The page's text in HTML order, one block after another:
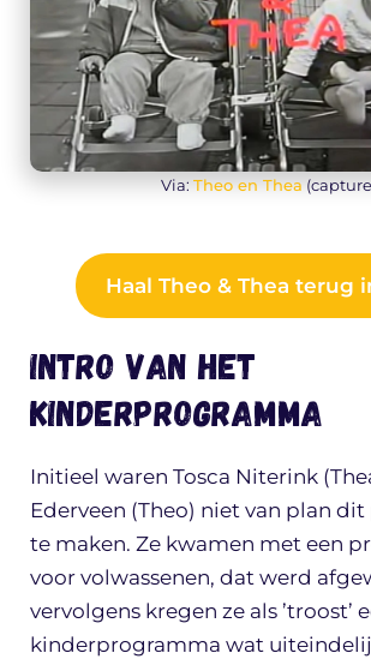
Via: Theo en Thea
Haal Theo & Thea terug
Intro van het
kinderprogramma
Initieel waren Tosca Niterink
Ederveen (Theo) niet van plan
te maken. Ze kwamen met een
voor volwassenen, dat werd
vervolgens kregen ze als ’troost’
kinderprogramma wat